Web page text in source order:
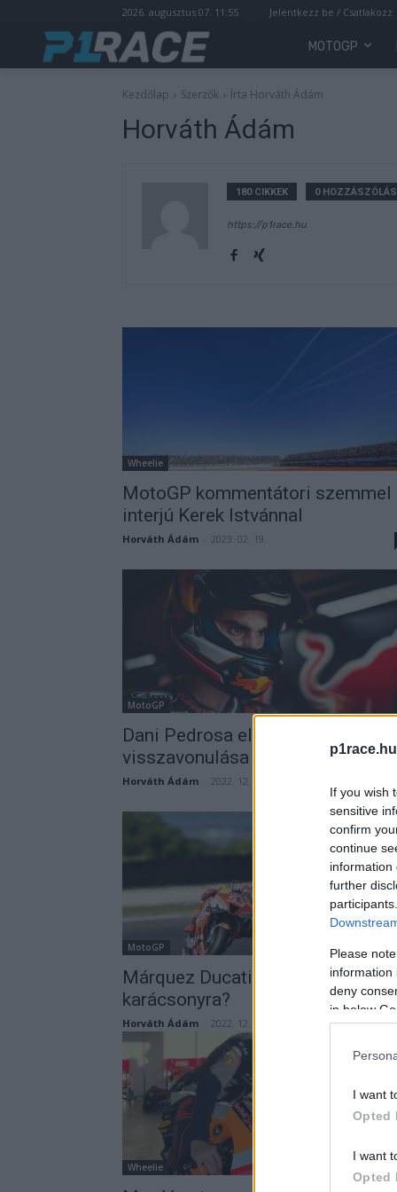
If you wish
sensitive
confirm
continue
information
further
Please
information
deny
in below
I want
Opted
I want
Opted
2026. augusztus 07. 11:55 Jelentkezz be / Csatlakozz
MOTOGP
Kezdőlap Szerzők Írta Horváth Ádám
Horváth Ádám
180 CIKKEK 0 HOZZÁSZÓLÁS
https://p1race.hu
Wheelie
MotoGP kommentátori szemmel
interjú Kerek Istvánnal
Horváth Ádám 2023. 02. 19.
MotoGP
Dani Pedrosa elárulta
visszavonulása valódi okát
Horváth Ádám 2022. 12. 11.
MotoGP
Márquez Ducati stílusú motort
karácsonyra?
Horváth Ádám 2022. 12. 09.
Wheelie